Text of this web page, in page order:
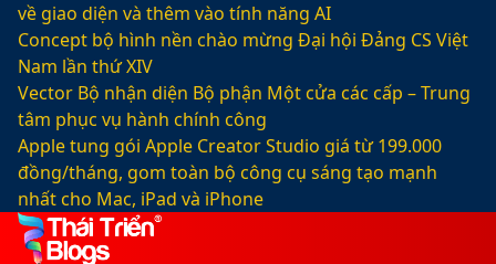
về giao diện và thêm vào tính năng AI
Concept bộ hình nền chào mừng Đại hội Đảng CS Việt
Nam lần thứ XIV
Vector Bộ nhận diện Bộ phận Một cửa các cấp – Trung
tâm phục vụ hành chính công
Apple tung gói Apple Creator Studio giá từ 199.000
đồng/tháng, gom toàn bộ công cụ sáng tạo mạnh
nhất cho Mac, iPad và iPhone
Facebook
X
LinkedIn
YouTube
Google
Play
Sidebar
Switch
skin